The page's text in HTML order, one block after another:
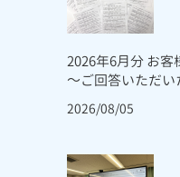
2026年6月分 お
～ご回答いただ
2026/08/05